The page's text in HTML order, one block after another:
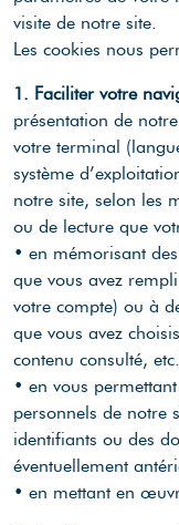
visite de notre site.
Les cookies nous
1. Faciliter votre
présentation de
votre terminal
système
notre site, selon les
ou de lecture que
• en mémorisant
que vous avez
votre compte) ou à
que vous avez
contenu consulté,
• en vous
personnels de notre
identifiants ou des
éventuellement
• en mettant en